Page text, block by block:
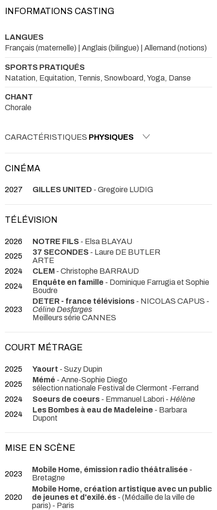
INFORMATIONS CASTING
LANGUES
Français (maternelle) | Anglais (bilingue) | Allemand (notions)
SPORTS PRATIQUÉS
Natation, Equitation, Tennis, Snowboard, Yoga, Danse
CHANT
Chorale
CARACTÉRISTIQUES PHYSIQUES
CINÉMA
2027 GILLES UNITED - Gregoire LUDIG
TÉLÉVISION
2026 NOTRE FILS - Elsa BLAYAU
2025
37 SECONDES - Laure DE BUTLER
ARTE
2024
CLEM - Christophe BARRAUD
2024
Enquête en famille - Dominique Farrugia et Sophie
Boudre
2023
DETER - france télévisions - NICOLAS CAPUS -
Céline Desfarges
Meilleurs série CANNES
COURT MÉTRAGE
2025 Yaourt - Suzy Dupin
2025
Mémé - Anne-Sophie Diego
sélection nationale Festival de Clermont -Ferrand
2024
Soeurs de coeurs - Emmanuel Labori - Hélène
2024
Les Bombes à eau de Madeleine - Barbara
Dupont
MISE EN SCÈNE
2023 Mobile Home, émission radio théâtralisée -
Bretagne
2020
Mobile Home, création artistique avec un public
de jeunes et d'exilé.és - (Médaille de la ville de
paris) - Paris